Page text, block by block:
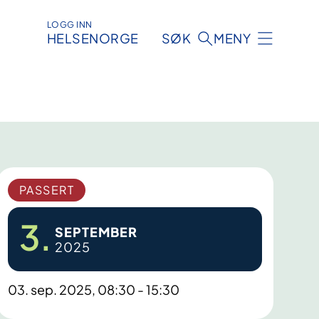
LOGG INN
HELSENORGE SØK MENY
PASSERT
3. SEPTEMBER
2025
03. sep. 2025, 08:30 - 15:30